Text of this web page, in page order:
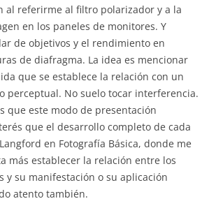
al referirme al filtro polarizador y a la
en los paneles de monitores. Y
de objetivos y el rendimiento en
de diafragma. La idea es mencionar
que se establece la relación con un
perceptual. No suelo tocar interferencia.
que este modo de presentación
que el desarrollo completo de cada
en Fotografía Básica, donde me
más establecer la relación entre los
y su manifestación o su aplicación
atento también.